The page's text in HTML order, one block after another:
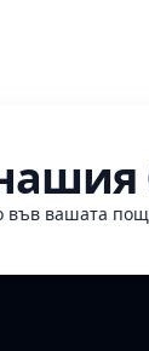
във вашата